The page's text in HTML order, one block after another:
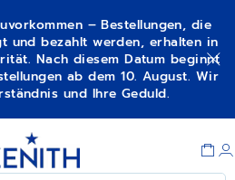
– Bestellungen, die
und bezahlt werden, erhalten in
Nach diesem Datum beginnt
ab dem 10. August. Wir
und Ihre Geduld.